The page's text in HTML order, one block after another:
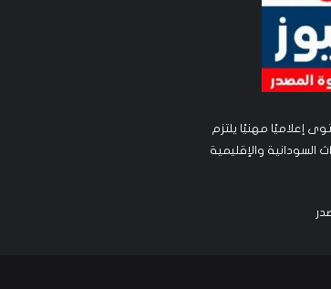
إعلاميًا مهنيًا يلتزم
السودانية والإقليمية